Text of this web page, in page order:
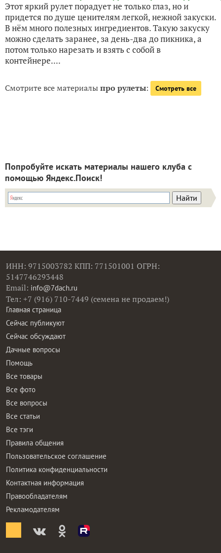
Этот яркий рулет порадует не только глаз, но и
придется по душе ценителям легкой, нежной закуски.
В нём много полезных ингредиентов. Такую закуску
можно сделать заранее, за день-два до пикника, а
потом только нарезать и взять с собой в
контейнере....
Смотрите все материалыпро рулеты: Смотреть все
Попробуйте искать материалы нашего клуба с
помощью Яндекс.Поиск!
ИНН: 9715003782 КПП: 771501001 ОГРН:
5147746293448
Email: info@7dach.ru
Тел: +7 (916) 710-7449 (семена не продаем!)
Главная страница
Сейчас публикуют
Сейчас обсуждают
Дачные вопросы
Помощь
Все товары
Все фото
Все вопросы
Все статьи
Все тэги
Правила общения
Пользовательское соглашение
Политика конфиденциальности
Контактная информация
Правообладателям
Рекламодателям